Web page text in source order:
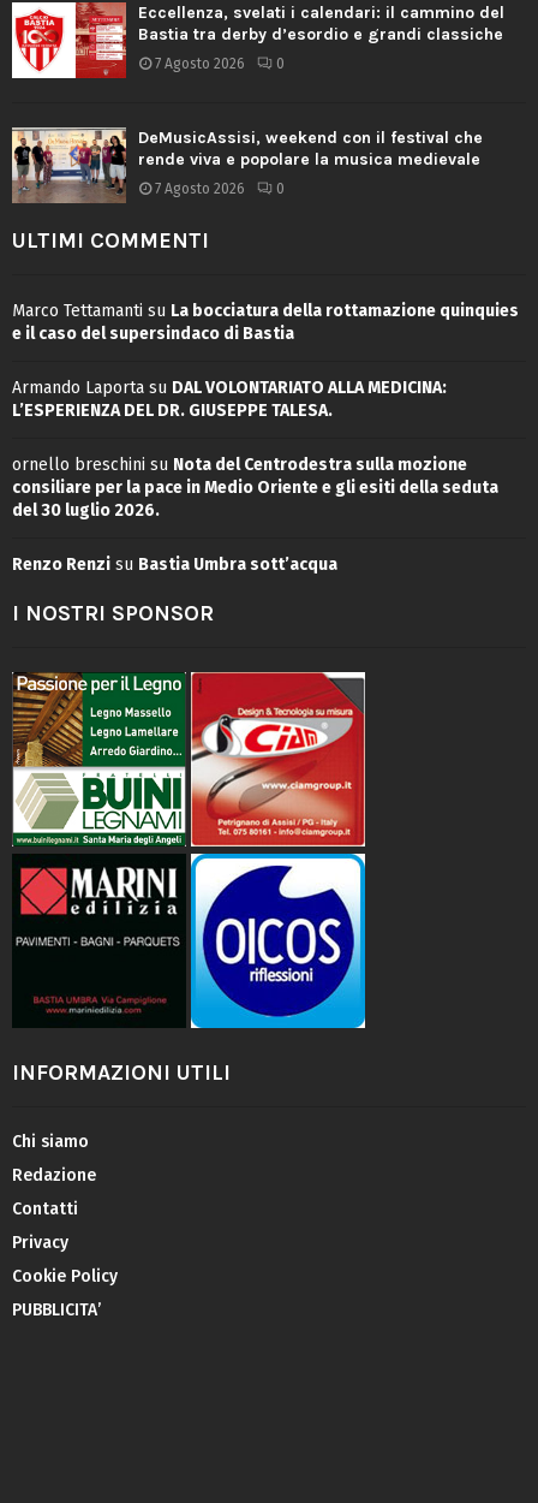
Eccellenza, svelati i calendari: il cammino del
Bastia tra derby d’esordio e grandi classiche
7 Agosto 2026 0
DeMusicAssisi, weekend con il festival che
rende viva e popolare la musica medievale
7 Agosto 2026 0
ULTIMI COMMENTI
Marco Tettamanti su La bocciatura della rottamazione quinquies
e il caso del supersindaco di Bastia
Armando Laporta su DAL VOLONTARIATO ALLA MEDICINA:
L’ESPERIENZA DEL DR. GIUSEPPE TALESA.
ornello breschini su Nota del Centrodestra sulla mozione
consiliare per la pace in Medio Oriente e gli esiti della seduta
del 30 luglio 2026.
Renzo Renzi su Bastia Umbra sott’acqua
I NOSTRI SPONSOR
INFORMAZIONI UTILI
Chi siamo
Redazione
Contatti
Privacy
Cookie Policy
PUBBLICITA’